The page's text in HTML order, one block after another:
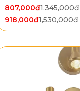
1,345,000₫
807,000₫
1,530,000₫
918,000₫